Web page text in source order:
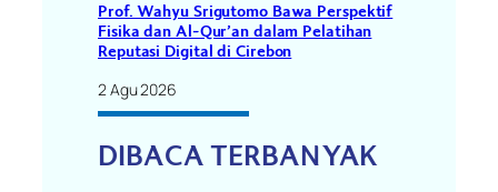
Prof. Wahyu Srigutomo Bawa Perspektif
Fisika dan Al-Qur’an dalam Pelatihan
Reputasi Digital di Cirebon
2 Agu 2026
DIBACA TERBANYAK